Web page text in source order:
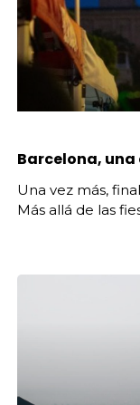
Barcelona,
Una vez más,
Más allá de las